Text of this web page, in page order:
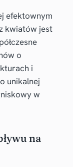
efektownym
kwiatów jest
o
i
unikalnej
w
na